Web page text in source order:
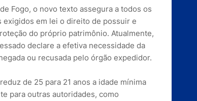
Fogo, o novo texto assegura a todos os
em lei o direito de possuir e
do próprio patrimônio. Atualmente,
declare a efetiva necessidade da
ou recusada pelo órgão expedidor.
de 25 para 21 anos a idade mínima
para outras autoridades, como